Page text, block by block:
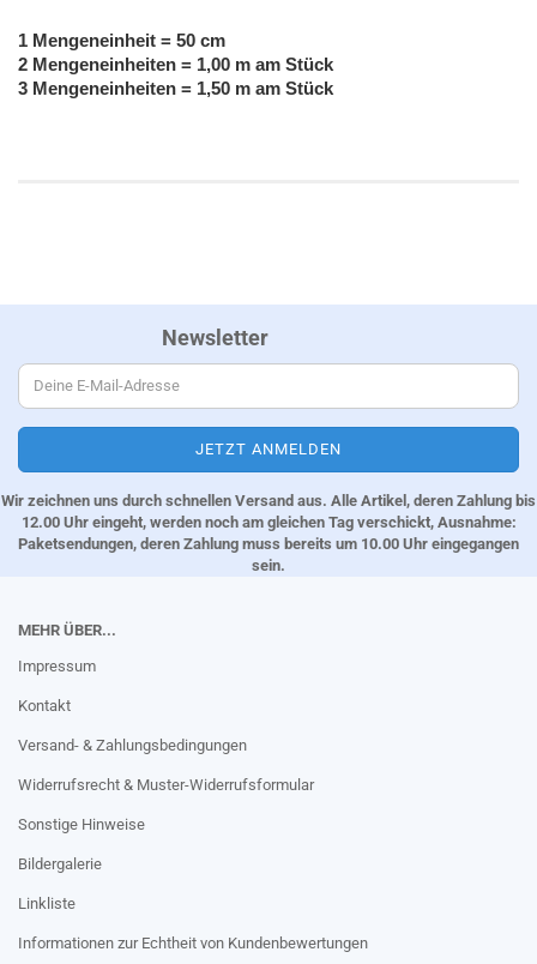
1 Mengeneinheit = 50 cm
2 Mengeneinheiten = 1,00 m am Stück
3 Mengeneinheiten = 1,50 m am Stück
Newsletter
Wir zeichnen uns durch schnellen Versand aus. Alle Artikel, deren Zahlung bis
12.00 Uhr eingeht, werden noch am gleichen Tag verschickt, Ausnahme:
Paketsendungen, deren Zahlung muss bereits um 10.00 Uhr eingegangen
sein.
MEHR ÜBER...
Impressum
Kontakt
Versand- & Zahlungsbedingungen
Widerrufsrecht & Muster-Widerrufsformular
Sonstige Hinweise
Bildergalerie
Linkliste
Informationen zur Echtheit von Kundenbewertungen